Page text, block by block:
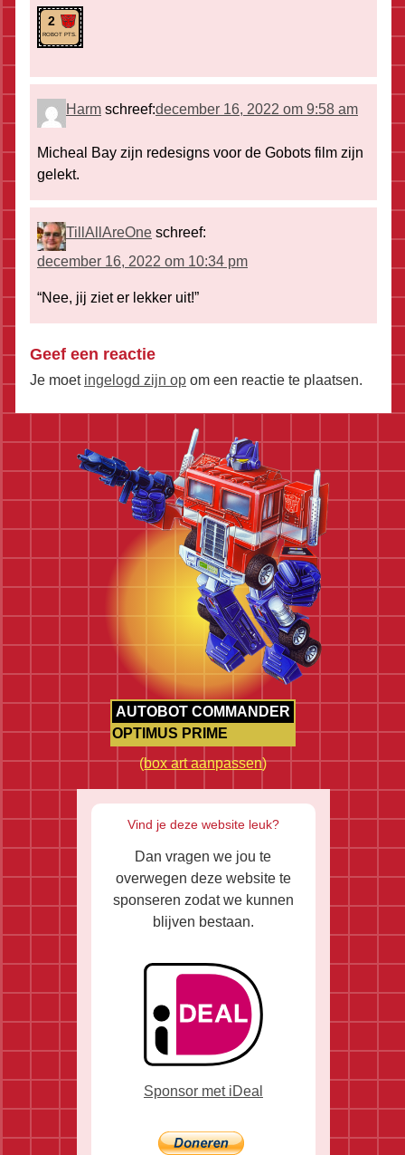
2
ROBOT PTS.
Harm schreef:december 16, 2022 om 9:58 am
Micheal Bay zijn redesigns voor de Gobots film zijn
gelekt.
TillAllAreOne schreef:
december 16, 2022 om 10:34 pm
“Nee, jij ziet er lekker uit!”
Geef een reactie
Je moet ingelogd zijn op om een reactie te plaatsen.
AUTOBOT COMMANDER
OPTIMUS PRIME
(box art aanpassen)
Vind je deze website leuk?
Dan vragen we jou te
overwegen deze website te
sponseren zodat we kunnen
blijven bestaan.
Sponsor met iDeal